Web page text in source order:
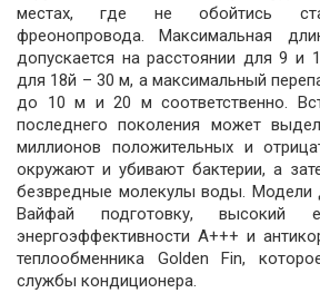
местах, где не обойтись
фреонопровода. Максимальная
допускается на расстоянии для 9
для 18й – 30 м, а максимальный
до 10 м и 20 м соответственно.
последнего поколения может
миллионов положительных и
окружают и убивают бактерии, а
безвредные молекулы воды. Модели
Вайфай подготовку, высокий
энергоэффективности А+++ и
теплообменника Golden Fin,
службы кондиционера.